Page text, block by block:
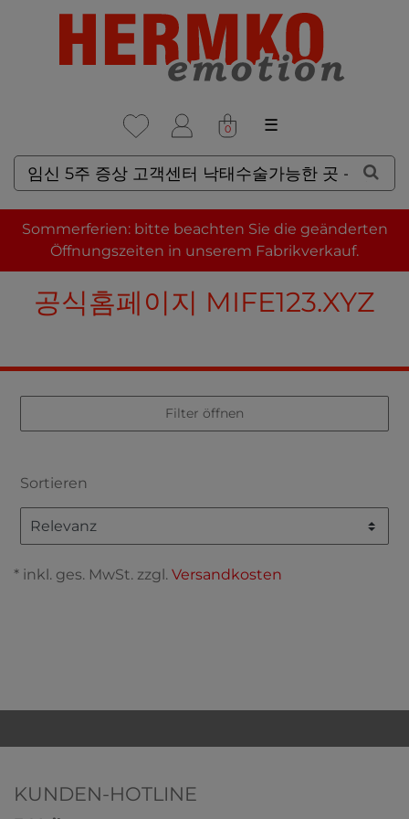
0 ☰
Sommerferien: bitte beachten Sie die geänderten
Öffnungszeiten in unserem Fabrikverkauf.
SUCHERGEBNISSE FÜR: 임
신 5주 증상 고객센터 낙태수술
가능한 곳 - 미프진 낙태약 구입
공식홈페이지 MIFE123.XYZ
Filter öffnen
Sortieren
* inkl. ges. MwSt. zzgl. Versandkosten
KUNDEN-HOTLINE